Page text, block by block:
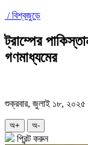
/বিশ্বজুড়ে
ট্রাম্পের
গণমাধ্যমের
শুক্রবার, জুলাই ১৮, ২০২৫
অ+ অ-
প্রিন্ট করুন